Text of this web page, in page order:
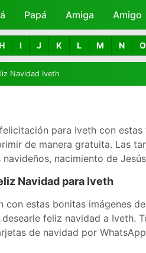
Skip to main
Papá Amiga Amigo
I J K L M N O
Navidad Iveth
para Iveth con
de manera gratuita. Las
nacimiento de
Navidad para Iveth
con estas bonitas imágenes
feliz navidad a Iveth.
de navidad por